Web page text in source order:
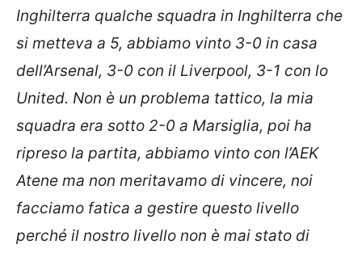
Inghilterra qualche squadra in Inghilterra che
si metteva a 5, abbiamo vinto 3-0 in casa
dell’Arsenal, 3-0 con il Liverpool, 3-1 con lo
United. Non è un problema tattico, la mia
squadra era sotto 2-0 a Marsiglia, poi ha
ripreso la partita, abbiamo vinto con l’AEK
Atene ma non meritavamo di vincere, noi
facciamo fatica a gestire questo livello
perché il nostro livello non è mai stato di